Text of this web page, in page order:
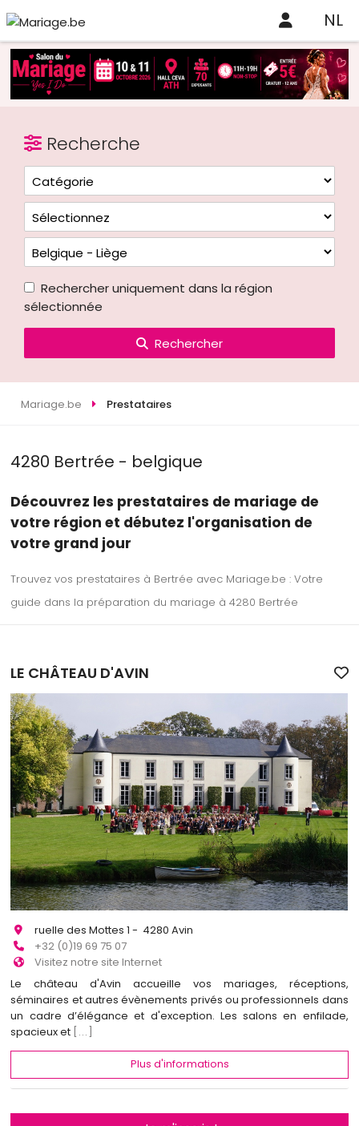
NL
Recherche
Rechercher uniquement dans la région
sélectionnée
Rechercher
Mariage.be Prestataires
4280 Bertrée - belgique
Découvrez les prestataires de mariage de
votre région et débutez l'organisation de
votre grand jour
Trouvez vos prestataires à Bertrée avec Mariage.be : Votre
guide dans la préparation du mariage à 4280 Bertrée
LE CHÂTEAU D'AVIN
ruelle des Mottes 1 - 4280 Avin
+32 (0)19 69 75 07
Visitez notre site Internet
Le château d'Avin accueille vos mariages, réceptions,
séminaires et autres évènements privés ou professionnels dans
un cadre d’élégance et d'exception. Les salons en enfilade,
spacieux et [...]
Plus d'informations